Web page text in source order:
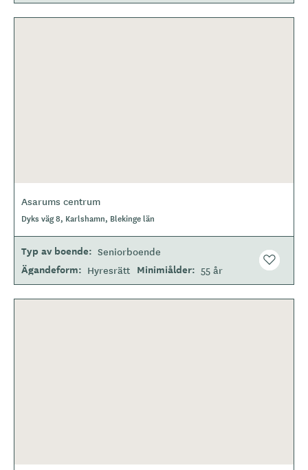
Asarums centrum
Dyks väg 8, Karlshamn, Blekinge län
Typ av boende Seniorboende
Ägandeform Hyresrätt Minimiålder 55 år